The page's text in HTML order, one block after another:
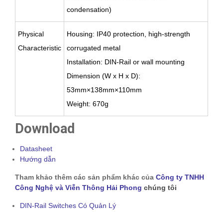
condensation)
Physical
Characteristic
Housing: IP40 protection, high-strength
corrugated metal
Installation: DIN-Rail or wall mounting
Dimension (W x H x D):
53mm×138mm×110mm
Weight: 670g
Download
Datasheet
Hướng dẫn
Tham khảo thêm các sản phẩm khác của Công ty TNHH
Công Nghệ và Viễn Thông Hải Phong chúng tôi
DIN-Rail Switches Có Quản Lý